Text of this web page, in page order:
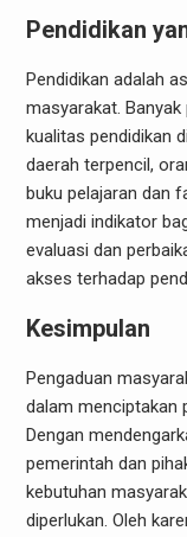
Pendidikan
Pendidikan adalah
masyarakat.
kualitas pendidikan
daerah terpencil,
buku pelajaran dan
menjadi indikator
evaluasi dan
akses terhadap
Kesimpulan
Pengaduan
dalam menciptakan
Dengan
pemerintah dan
kebutuhan
diperlukan. Oleh